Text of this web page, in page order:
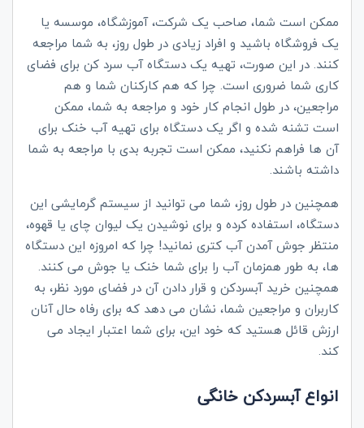
ممکن است شما، صاحب یک شرکت، آموزشگاه، موسسه یا
یک فروشگاه باشید و افراد زیادی در طول روز، به شما مراجعه
کنند. در این صورت، تهیه یک دستگاه آب سرد کن برای فضای
کاری شما ضروری است. چرا که هم کارکنان شما و هم
مراجعین، در طول انجام کار خود و مراجعه به شما، ممکن
است تشنه شده و اگر یک دستگاه برای تهیه آب خنک برای
آن ها فراهم نکنید، ممکن است تجربه بدی با مراجعه به شما
داشته باشند.
همچنین در طول روز، شما می توانید از سیستم گرمایشی این
دستگاه، استفاده کرده و برای نوشیدن یک لیوان چای یا قهوه،
منتظر جوش آمدن آب کتری نمانید! چرا که امروزه این دستگاه
ها، به طور همزمان آب را برای شما خنک یا جوش می کنند.
همچنین خرید آبسردکن و قرار دادن آن در فضای مورد نظر، به
کاربران و مراجعین شما، نشان می دهد که برای رفاه حال آنان
ارزش قائل هستید که خود این، برای شما اعتبار ایجاد می
کند.
انواع آبسردکن خانگی